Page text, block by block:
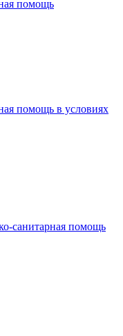
помощь
помощь в условиях
санитарная помощь